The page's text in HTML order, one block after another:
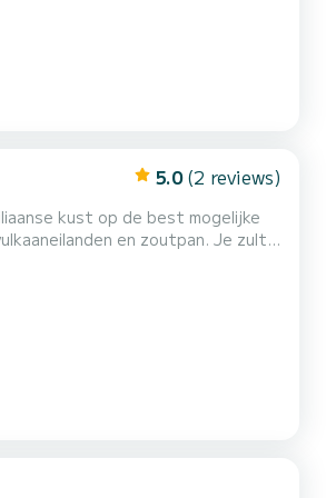
5.0 (2 reviews)
kust op de best mogelijke
en zoutpan. Je zult
in nauw contact met de zee! De
je op de hoogste n...